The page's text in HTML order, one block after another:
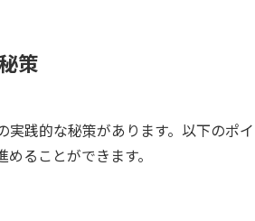
策
践的な秘策があります。以下のポ
ることができます。